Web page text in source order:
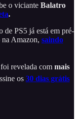
o viciante Balatro
.
de PS5 já está em pré-
Amazon, saindo
revelada com mais
os 30 dias grátis